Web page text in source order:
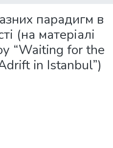
парадигм в
(на матеріалі
“Waiting for the
in Istanbul”)